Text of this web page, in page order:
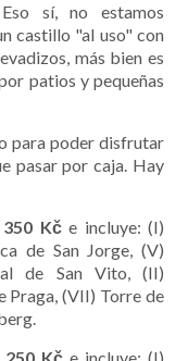
sí, no estamos
castillo "al uso" con
más bien es
patios y pequeñas
para poder disfrutar
pasar por caja. Hay
350 ‎Kče incluye: (I)
de San Jorge, (V)
de San Vito, (II)
Praga, (VII) Torre de